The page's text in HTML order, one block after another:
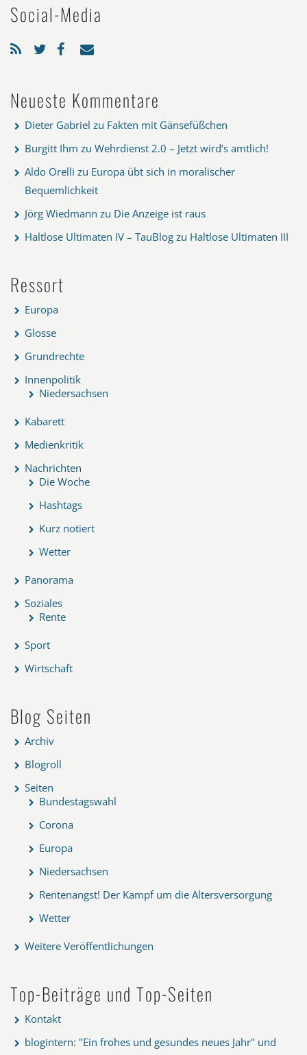
Social-Media
Neueste Kommentare
Dieter Gabriel zu Fakten mit Gänsefüßchen
Burgitt Ihm zu Wehrdienst 2.0 – Jetzt wird’s amtlich!
Aldo Orelli zu Europa übt sich in moralischer
Bequemlichkeit
Jörg Wiedmann zu Die Anzeige ist raus
Haltlose Ultimaten IV – TauBlog zu Haltlose Ultimaten III
Ressort
Europa
Glosse
Grundrechte
Innenpolitik
Niedersachsen
Kabarett
Medienkritik
Nachrichten
Die Woche
Hashtags
Kurz notiert
Wetter
Panorama
Soziales
Rente
Sport
Wirtschaft
Blog Seiten
Archiv
Blogroll
Seiten
Bundestagswahl
Corona
Europa
Niedersachsen
Rentenangst! Der Kampf um die Altersversorgung
Wetter
Weitere Veröffentlichungen
Top-Beiträge und Top-Seiten
Kontakt
blogintern: "Ein frohes und gesundes neues Jahr" und